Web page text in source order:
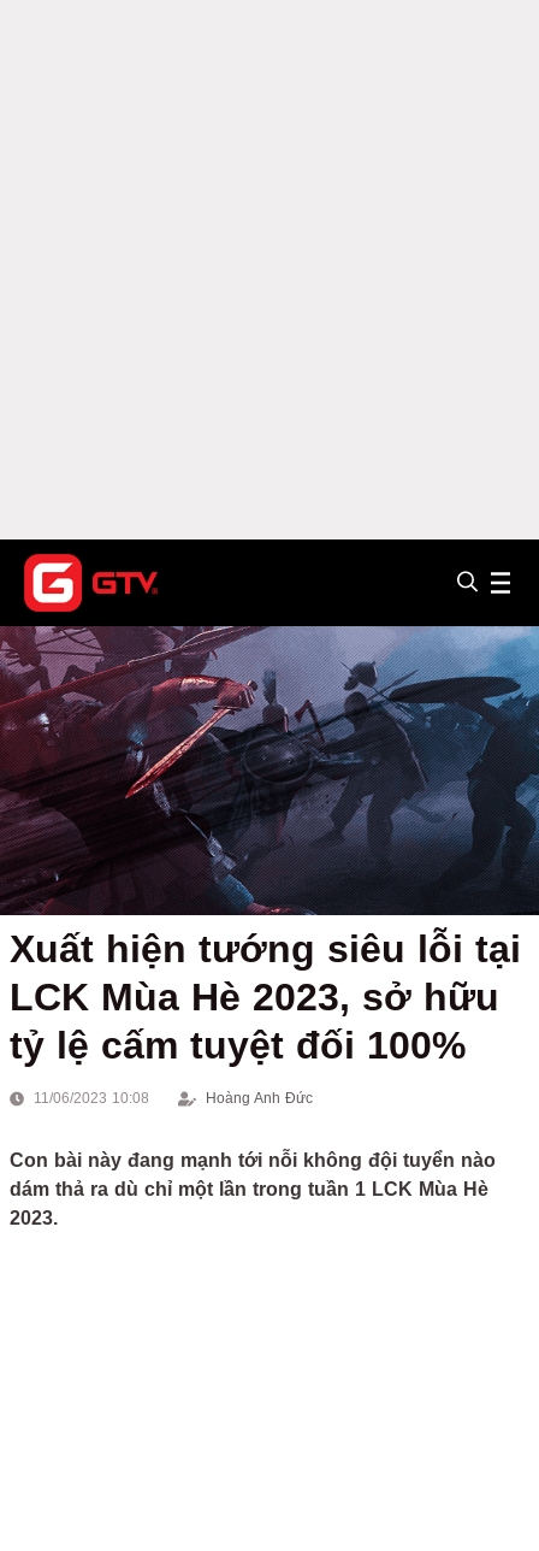
Xuất hiện tướng siêu lỗi tại
LCK Mùa Hè 2023, sở hữu
tỷ lệ cấm tuyệt đối 100%
11/06/2023 10:08 Hoàng Anh Đức
Con bài này đang mạnh tới nỗi không đội tuyển nào
dám thả ra dù chỉ một lần trong tuần 1 LCK Mùa Hè
2023.